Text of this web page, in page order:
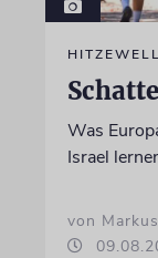
Was
Israel
von